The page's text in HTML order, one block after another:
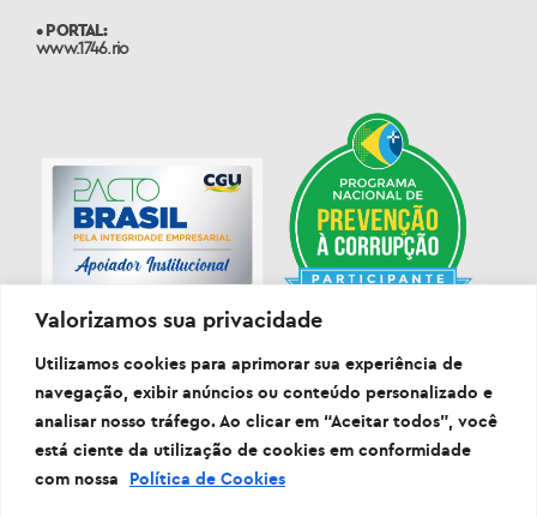
Valorizamos sua privacidade
Utilizamos cookies para aprimorar sua experiência de
navegação, exibir anúncios ou conteúdo personalizado e
analisar nosso tráfego. Ao clicar em “Aceitar todos”, você
está ciente da utilização de cookies em conformidade
com nossa
Política de Cookies
• PORTAL:
www.1746.rio